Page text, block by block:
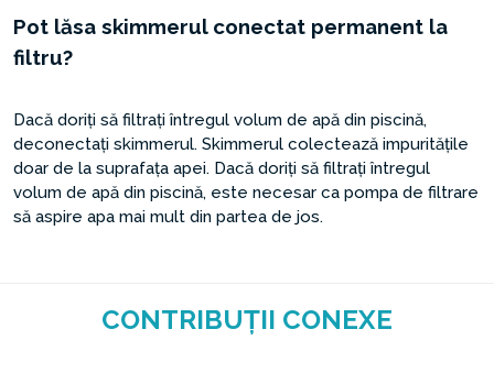
Pot lăsa skimmerul conectat permanent la
filtru?
Dacă doriți să filtrați întregul volum de apă din piscină,
deconectați skimmerul. Skimmerul colectează impuritățile
doar de la suprafața apei. Dacă doriți să filtrați întregul
volum de apă din piscină, este necesar ca pompa de filtrare
să aspire apa mai mult din partea de jos.
CONTRIBUȚII CONEXE